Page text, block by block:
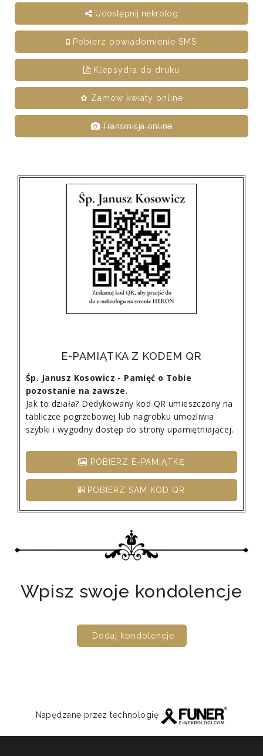
Udostępnij nekrolog
Pobierz powiadomienie SMS
Klepsydra do druku
✿ Zamów kwiaty online
Transmisja online
E-PAMIĄTKA Z KODEM QR
Śp. Janusz Kosowicz - Pamięć o Tobie
pozostanie na zawsze.
Jak to działa? Dedykowany kod QR umieszczony na
tabliczce pogrzebowej lub nagrobku umożliwia
szybki i wygodny dostęp do strony upamiętniającej.
POBIERZ E-PAMIĄTKĘ
POBIERZ SAM KOD QR
Wpisz swoje kondolencje
Dodaj kondolencje
Napędzane przez technologię